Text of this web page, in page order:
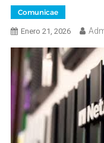
Comunicae
Enero 21, 2026